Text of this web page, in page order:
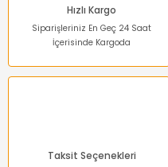
Hızlı Kargo
Siparişleriniz En Geç 24 Saat
İçerisinde Kargoda
Taksit Seçenekleri